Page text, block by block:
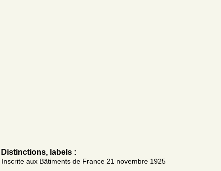
Distinctions, labels :
Inscrite aux Bâtiments de France 21 novembre 1925